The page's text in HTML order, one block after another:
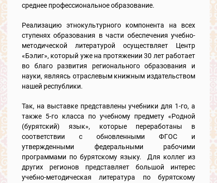
среднее профессиональное образование.
Реализацию этнокультурного компонента на всех
ступенях образования в части обеспечения учебно-
методической литературой осуществляет Центр
«Бэлиг», который уже на протяжении 30 лет работает
во благо развития регионального образования и
науки, являясь отраслевым книжным издательством
нашей республики.
Так, на выставке представлены учебники для 1-го, а
также 5-го класса по учебному предмету «Родной
(бурятский) язык», которые переработаны в
соответствии с обновленными ФГОС и
утвержденными федеральными рабочими
программами по бурятскому языку. Для коллег из
других регионов представляет большой интерес
учебно-методическая литература по бурятскому